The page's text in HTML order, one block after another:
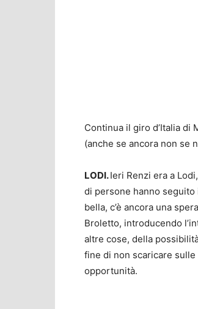
Continua il giro d’Italia
(anche se ancora non se
LODI.Ieri Renzi era a
di persone hanno
bella, c’è ancora una
Broletto, introducendo
altre cose, della
fine di non scaricare
opportunità.